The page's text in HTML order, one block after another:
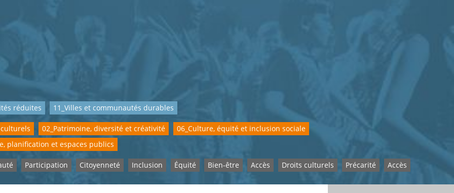
réduites 11_Villes et communautés durables
02_Patrimoine, diversité et créativité
06_Culture, équité et inclusion sociale
planification et espaces publics
Participation Citoyenneté Inclusion Équité Bien-être Accès Droits culturels Précarité Accès